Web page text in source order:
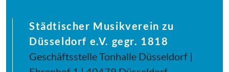
Städtischer Musikverein zu
Düsseldorf e.V. gegr. 1818
Geschäftsstelle Tonhalle Düsseldorf |